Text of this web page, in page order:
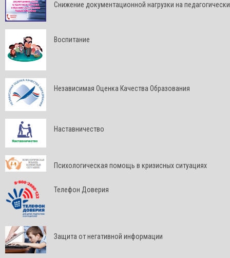
Снижение документационной нагрузки на
Воспитание
Независимая Оценка Качества Образования
Наставничество
Психологическая помощь в кризисных ситуациях
Телефон Доверия
Защита от негативной информации